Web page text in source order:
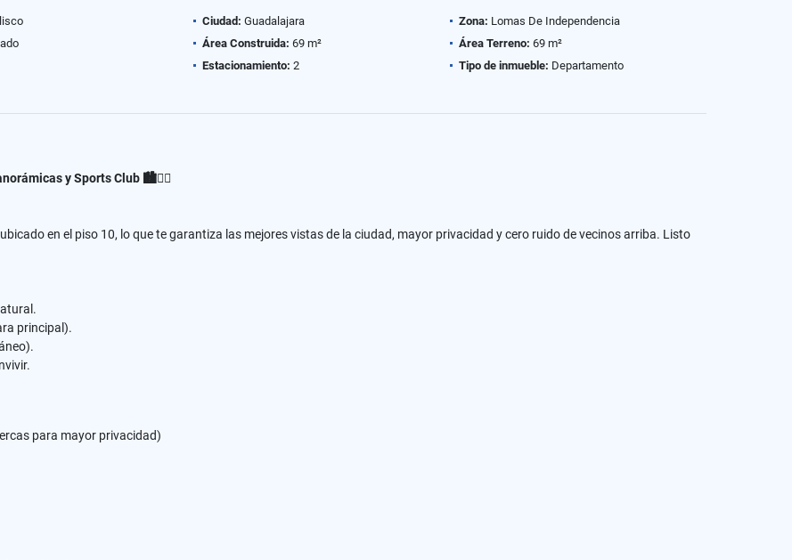
Ciudad: Guadalajara Zona: Lomas De Independencia
Área Construida: 69 m² Área Terreno: 69 m²
Estacionamiento: 2 Tipo de inmueble: Departamento
y Sports Club 🏙️🏊‍♂️
en el piso 10, lo que te garantiza las mejores vistas de la ciudad, mayor privacidad y cero ruido de vecinos arriba. Listo
principal).
para mayor privacidad)